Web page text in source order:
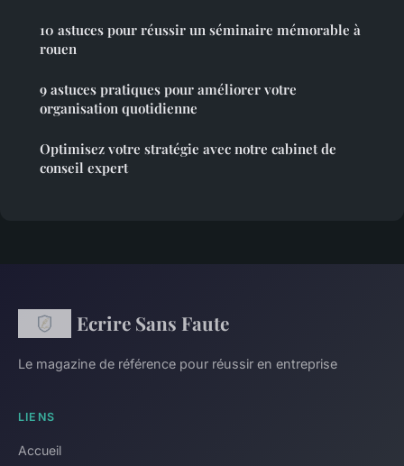
10 astuces pour réussir un séminaire mémorable à
rouen
9 astuces pratiques pour améliorer votre
organisation quotidienne
Optimisez votre stratégie avec notre cabinet de
conseil expert
Ecrire Sans Faute
Le magazine de référence pour réussir en entreprise
LIENS
Accueil